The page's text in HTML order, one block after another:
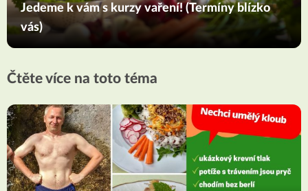
Jedeme k vám s kurzy vaření! (Termíny blízko
vás)
Čtěte více na toto téma